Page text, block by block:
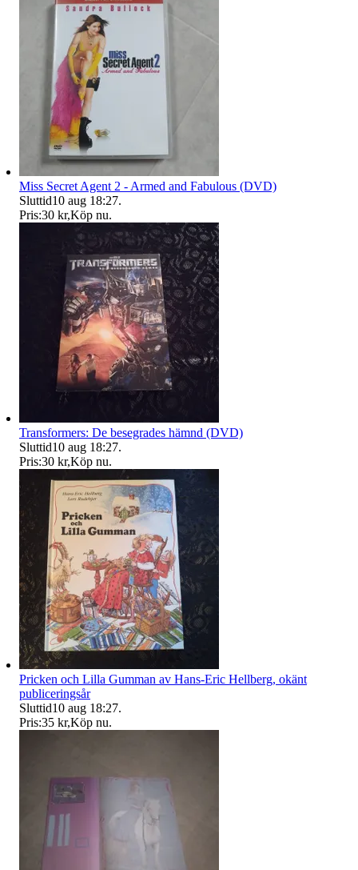
Miss Secret Agent 2 - Armed and Fabulous (DVD)
Sluttid10 aug 18:27.
Pris:30 kr,Köp nu.
Transformers: De besegrades hämnd (DVD)
Sluttid10 aug 18:27.
Pris:30 kr,Köp nu.
Pricken och Lilla Gumman av Hans-Eric Hellberg, okänt
publiceringsår
Sluttid10 aug 18:27.
Pris:35 kr,Köp nu.